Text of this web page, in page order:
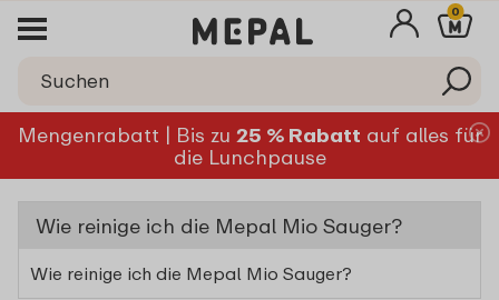
0
Mengenrabatt | Bis zu 25 % Rabatt auf alles für
die Lunchpause
Wie reinige ich die Mepal Mio Sauger?
Wie reinige ich die Mepal Mio Sauger?